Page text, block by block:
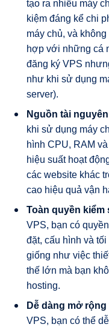
tạo ra nhiều máy
kiệm đáng kể chi
máy chủ, và
hợp với những cá
đăng ký VPS
như khi sử dụng
server).
Nguồn tài
khi sử dụng máy
hình CPU, RAM
hiệu suất hoạt
các website khác
cao hiệu quả vận
Toàn quyền kiểm
VPS, bạn có
đặt, cấu hình và
giống như việc
thế lớn mà bạn
hosting.
Dễ dàng mở
VPS, bạn có thể